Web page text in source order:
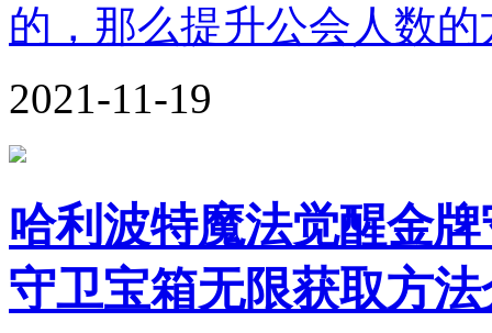
的，那么提升公会人数
2021-11-19
哈利波特魔法觉醒金
守卫宝箱无限获取方